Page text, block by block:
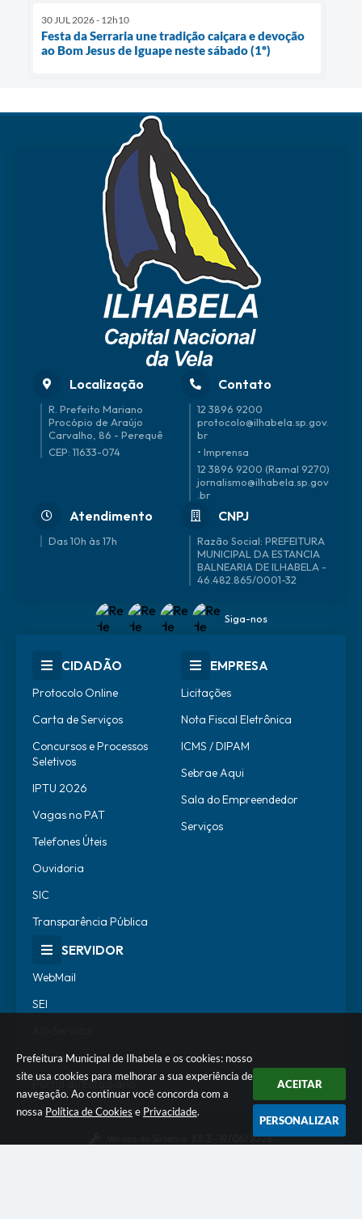
Prefeitura Municipal de Ilhabela e os cookies: nosso
site usa cookies para melhorar a sua experiência de
navegação. Ao continuar você concorda com a
nossa Política de Cookies e Privacidade.
ACEITAR
PERSONALIZAR
30 JUL 2026 - 12h10
Festa da Serraria une tradição caiçara e devoção
ao Bom Jesus de Iguape neste sábado (1º)
Localização
R. Prefeito Mariano
Procópio de Araújo
Carvalho, 86 - Perequê
CEP: 11633-074
Contato
12 3896 9200
protocolo@ilhabela.sp.gov.
br
• Imprensa
12 3896 9200 (Ramal 9270)
jornalismo@ilhabela.sp.gov
.br
Atendimento
Das 10h às 17h
CNPJ
46.482.865/0001-32
Siga-nos
CIDADÃO
Protocolo Online
Carta de Serviços
Concursos e Processos
Seletivos
IPTU 2026
Vagas no PAT
Telefones Úteis
Ouvidoria
SIC
Transparência Pública
EMPRESA
Licitações
Nota Fiscal Eletrônica
ICMS / DIPAM
Sebrae Aqui
Sala do Empreendedor
Serviços
SERVIDOR
WebMail
SEI
Escola de Governo
Portal do Estagiário
3.5.3 - 19/06/2026